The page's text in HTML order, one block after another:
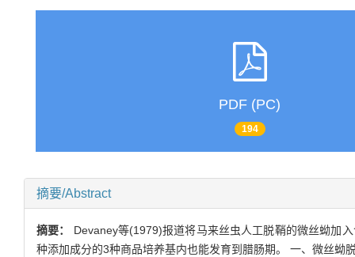
PDF (PC)
194
摘要/Abstract
摘要： Devaney等(1979)报道将马来丝虫人工脱鞘的微丝蚴加
种添加成分的3种商品培养基内也能发育到腊肠期。 一、微丝蚴